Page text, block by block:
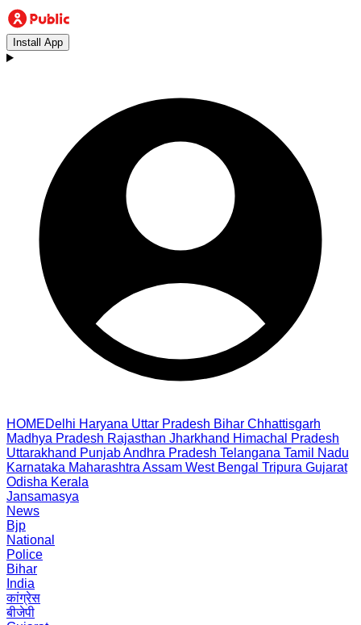
Install App
HOMEDelhi Haryana Uttar Pradesh Bihar Chhattisgarh
Madhya Pradesh Rajasthan Jharkhand Himachal Pradesh
Uttarakhand PunjabAndhra Pradesh Telangana Tamil Nadu
Karnataka Maharashtra Assam West Bengal Tripura Gujarat
Odisha Kerala
Jansamasya
News
Bjp
National
Police
Bihar
India
कांग्रेस
बीजेपी